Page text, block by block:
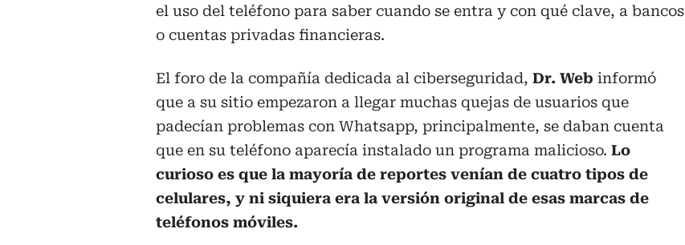
el uso del teléfono para saber cuando se entra y con qué clave, a bancos
o cuentas privadas financieras.
El foro de la compañía dedicada al ciberseguridad, Dr. Web informó
que a su sitio empezaron a llegar muchas quejas de usuarios que
padecían problemas con Whatsapp, principalmente, se daban cuenta
que en su teléfono aparecía instalado un programa malicioso. Lo
curioso es que la mayoría de reportes venían de cuatro tipos de
celulares, y ni siquiera era la versión original de esas marcas de
teléfonos móviles.